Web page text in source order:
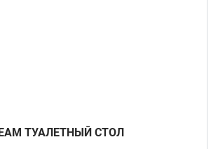
ТУАЛЕТНЫЙ СТОЛ